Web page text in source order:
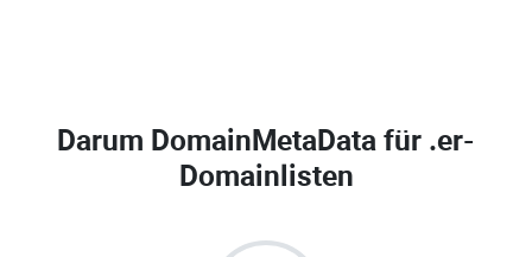
Darum DomainMetaData für .er-
Domainlisten